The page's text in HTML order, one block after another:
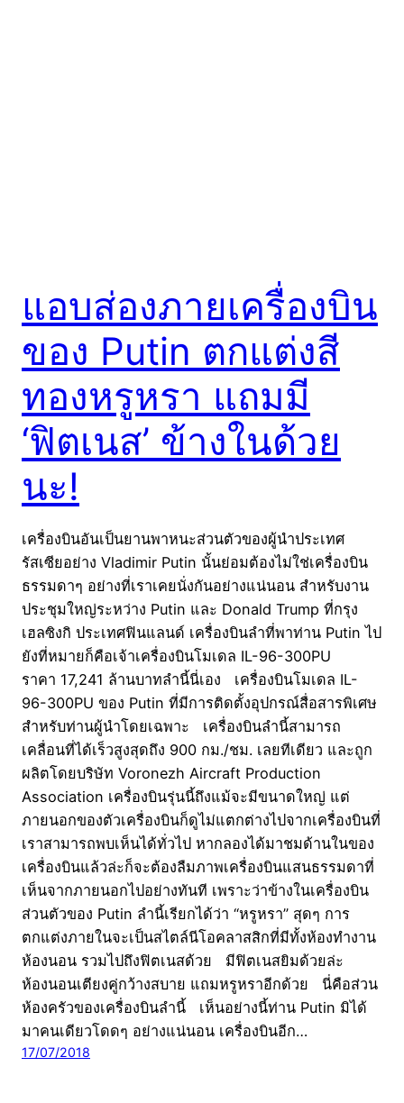
แอบส่องภายเครื่องบิน
ของ Putin ตกแต่งสี
ทองหรูหรา แถมมี
‘ฟิตเนส’ ข้างในด้วย
นะ!
เครื่องบินอันเป็นยานพาหนะส่วนตัวของผู้นำประเทศ
รัสเซียอย่าง Vladimir Putin นั้นย่อมต้องไม่ใช่เครื่องบิน
ธรรมดาๆ อย่างที่เราเคยนั่งกันอย่างแน่นอน สำหรับงาน
ประชุมใหญ่ระหว่าง Putin และ Donald Trump ที่กรุง
เฮลซิงกิ ประเทศฟินแลนด์ เครื่องบินลำที่พาท่าน Putin ไป
ยังที่หมายก็คือเจ้าเครื่องบินโมเดล IL-96-300PU
ราคา 17,241 ล้านบาทลำนี้นี่เอง เครื่องบินโมเดล IL-
96-300PU ของ Putin ที่มีการติดตั้งอุปกรณ์สื่อสารพิเศษ
สำหรับท่านผู้นำโดยเฉพาะ เครื่องบินลำนี้สามารถ
เคลื่อนที่ได้เร็วสูงสุดถึง 900 กม./ชม. เลยทีเดียว และถูก
ผลิตโดยบริษัท Voronezh Aircraft Production
Association เครื่องบินรุ่นนี้ถึงแม้จะมีขนาดใหญ่ แต่
ภายนอกของตัวเครื่องบินก็ดูไม่แตกต่างไปจากเครื่องบินที่
เราสามารถพบเห็นได้ทั่วไป หากลองได้มาชมด้านในของ
เครื่องบินแล้วล่ะก็จะต้องลืมภาพเครื่องบินแสนธรรมดาที่
เห็นจากภายนอกไปอย่างทันที เพราะว่าข้างในเครื่องบิน
ส่วนตัวของ Putin ลำนี้เรียกได้ว่า “หรูหรา” สุดๆ การ
ตกแต่งภายในจะเป็นสไตล์นีโอคลาสสิกที่มีทั้งห้องทำงาน
ห้องนอน รวมไปถึงฟิตเนสด้วย มีฟิตเนสยิมด้วยล่ะ
ห้องนอนเตียงคู่กว้างสบาย แถมหรูหราอีกด้วย นี่คือส่วน
ห้องครัวของเครื่องบินลำนี้ เห็นอย่างนี้ท่าน Putin มิได้
มาคนเดียวโดดๆ อย่างแน่นอน เครื่องบินอีก…
17/07/2018